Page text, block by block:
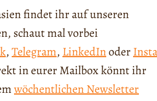
findet ihr auf unseren
schaut mal vorbei
,Telegram, LinkedInoder
in eurer Mailbox könnt ihr
wöchentlichen Newsletter